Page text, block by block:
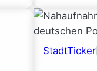
StadtTicker